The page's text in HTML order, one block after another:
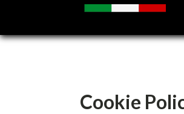
Cookie